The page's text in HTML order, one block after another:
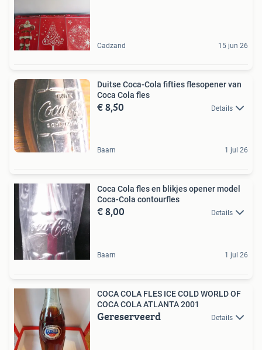
Cadzand 15 jun 26
Duitse Coca-Cola fifties flesopener van
Coca Cola fles
€ 8,50 Details
Baarn 1 jul 26
Coca Cola fles en blikjes opener model
Coca-Cola contourfles
€ 8,00 Details
Baarn 1 jul 26
COCA COLA FLES ICE COLD WORLD OF
COCA COLA ATLANTA 2001
Gereserveerd Details